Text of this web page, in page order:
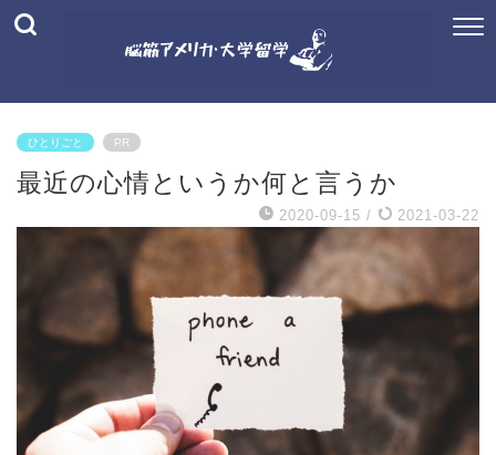
ひとりごと PR
最近の心情というか何と言うか
2020-09-15 / 2021-03-22